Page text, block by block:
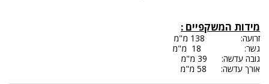
מידות המשקפיים :
זרועה: 138 מ"מ
גשר: 18 מ"מ
גובה עדשה: 39 מ"מ
אורך עדשה: 58 מ"מ